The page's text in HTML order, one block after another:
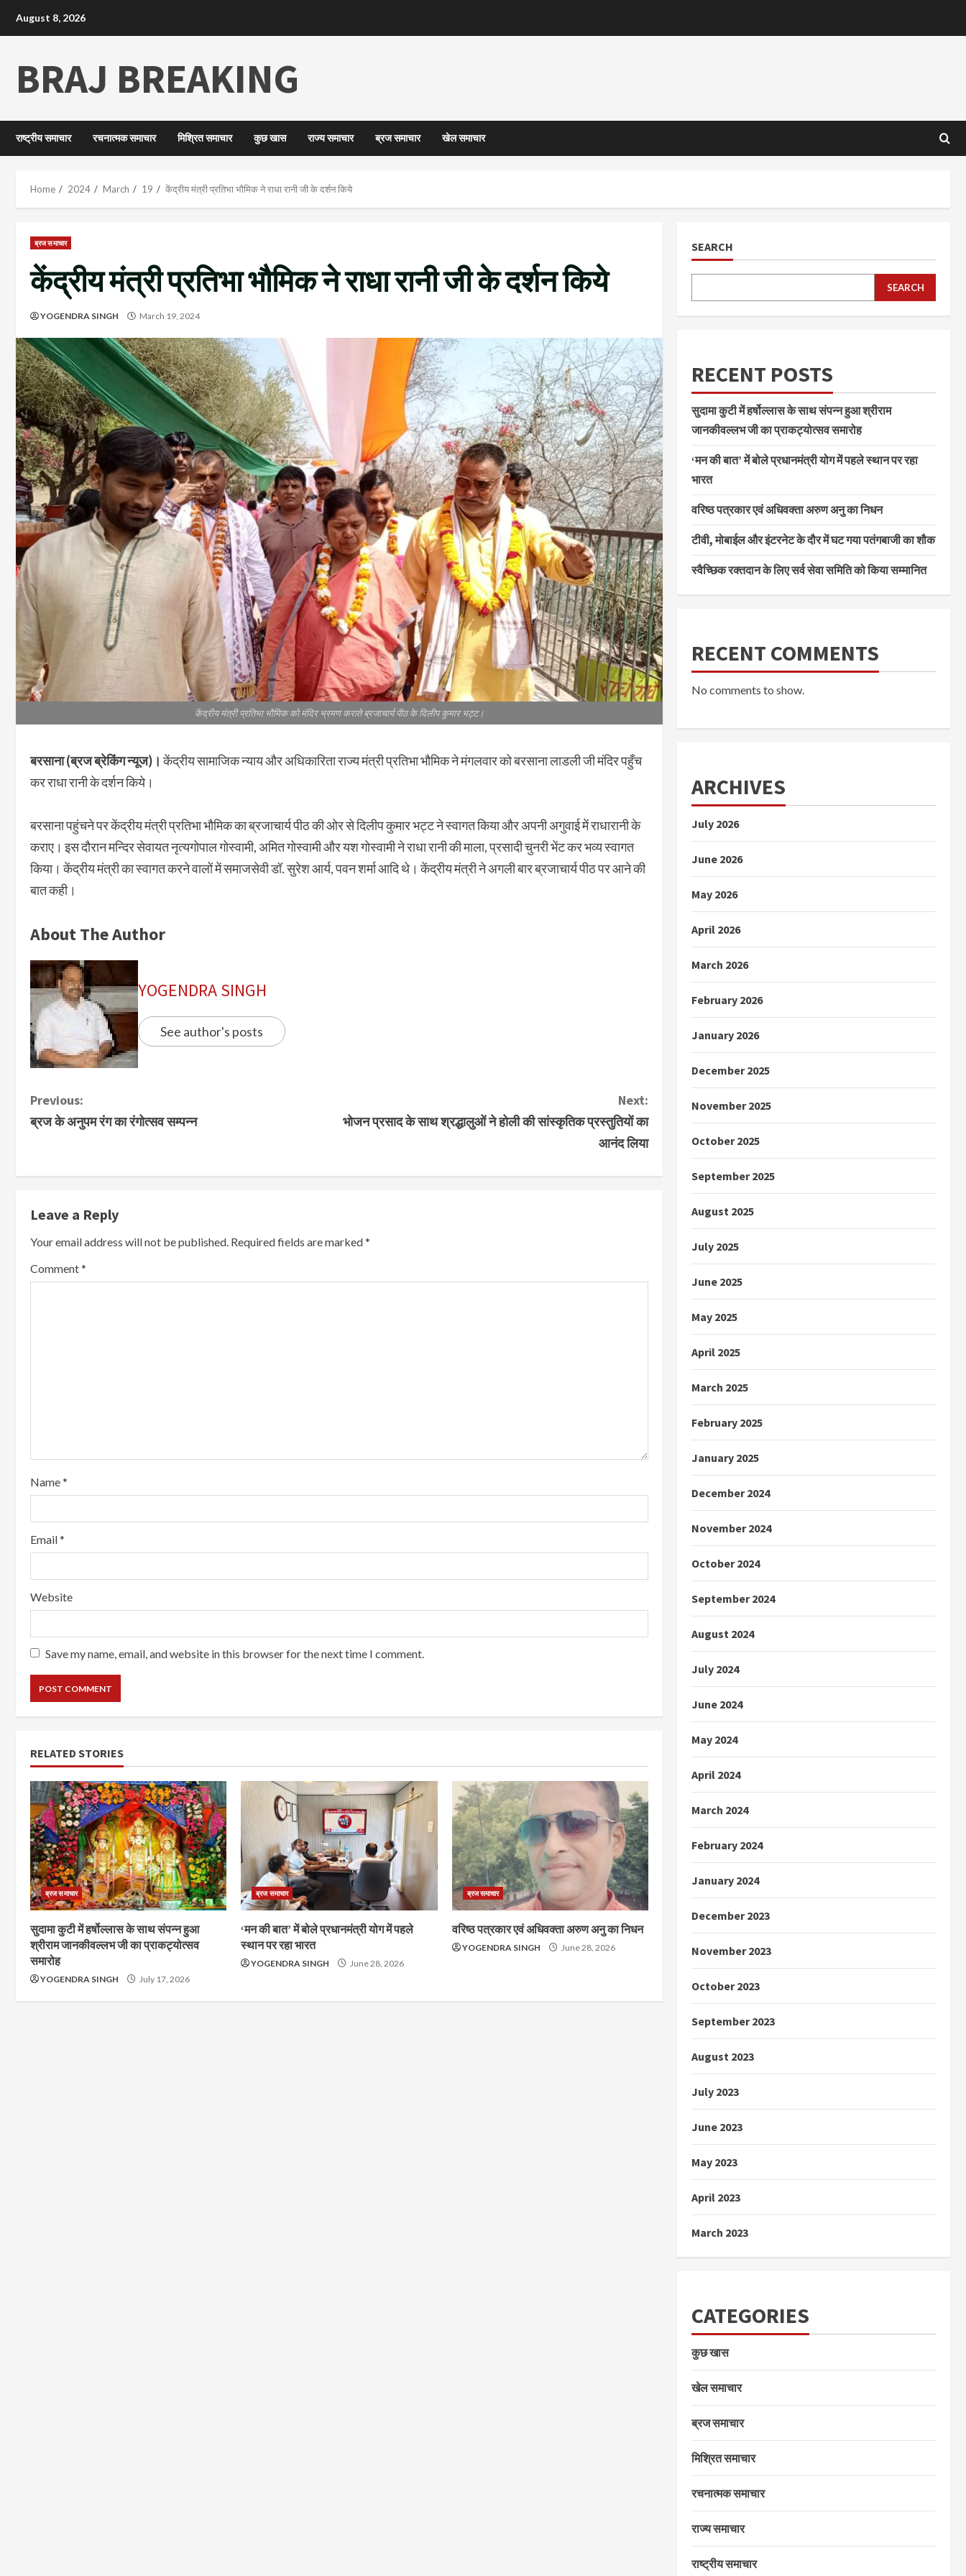
August 8, 2026
BRAJ BREAKING
राष्ट्रीय समाचार रचनात्मक समाचार मिश्रित समाचार कुछ खास राज्य समाचार ब्रज समाचार खेल समाचार
Home 2024 March 19 केंद्रीय मंत्री प्रतिभा भौमिक ने राधा रानी जी के दर्शन किये
ब्रज समाचार
केंद्रीय मंत्री प्रतिभा भौमिक ने राधा रानी जी के दर्शन किये
YOGENDRA SINGH March 19, 2024
केंद्रीय मंत्री प्रतिभा भौमिक को मंदिर भ्रमण कराते ब्रजाचार्य पीठ के दिलीप कुमार भट्ट।
बरसाना (ब्रज ब्रेकिंग न्यूज)। केंद्रीय सामाजिक न्याय और अधिकारिता राज्य मंत्री प्रतिभा भौमिक ने मंगलवार को बरसाना लाडली जी मंदिर पहुँच
कर राधा रानी के दर्शन किये।
बरसाना पहुंचने पर केंद्रीय मंत्री प्रतिभा भौमिक का ब्रजाचार्य पीठ की ओर से दिलीप कुमार भट्ट ने स्वागत किया और अपनी अगुवाई में राधारानी के
कराए। इस दौरान मन्दिर सेवायत नृत्यगोपाल गोस्वामी, अमित गोस्वामी और यश गोस्वामी ने राधा रानी की माला, प्रसादी चुनरी भेंट कर भव्य स्वागत
किया। केंद्रीय मंत्री का स्वागत करने वालों में समाजसेवी डॉ. सुरेश आर्य, पवन शर्मा आदि थे। केंद्रीय मंत्री ने अगली बार ब्रजाचार्य पीठ पर आने की
बात कही।
About The Author
YOGENDRA SINGH
See author's posts
Previous:
ब्रज के अनुपम रंग का रंगोत्सव सम्पन्न
Next:
भोजन प्रसाद के साथ श्रद्धालुओं ने होली की सांस्कृतिक प्रस्तुतियों का
आनंद लिया
Leave a Reply
Your email address will not be published. Required fields are marked*
Comment*
Name*
Email*
Website
Save my name, email, and website in this browser for the next time I comment.
RELATED STORIES
ब्रज समाचार
सुदामा कुटी में हर्षोल्लास के साथ संपन्न हुआ
श्रीराम जानकीवल्लभ जी का प्राकट्योत्सव
समारोह
YOGENDRA SINGH July 17, 2026
ब्रज समाचार
‘मन की बात’ में बोले प्रधानमंत्री योग में पहले
स्थान पर रहा भारत
YOGENDRA SINGH June 28, 2026
ब्रज समाचार
वरिष्ठ पत्रकार एवं अधिवक्ता अरुण अनु का निधन
YOGENDRA SINGH June 28, 2026
SEARCH
SEARCH
RECENT POSTS
सुदामा कुटी में हर्षोल्लास के साथ संपन्न हुआ श्रीराम
जानकीवल्लभ जी का प्राकट्योत्सव समारोह
‘मन की बात’ में बोले प्रधानमंत्री योग में पहले स्थान पर रहा
भारत
वरिष्ठ पत्रकार एवं अधिवक्ता अरुण अनु का निधन
टीवी, मोबाईल और इंटरनेट के दौर में घट गया पतंगबाजी का शौक
स्वैच्छिक रक्तदान के लिए सर्व सेवा समिति को किया सम्मानित
RECENT COMMENTS
No comments to show.
ARCHIVES
July 2026
June 2026
May 2026
April 2026
March 2026
February 2026
January 2026
December 2025
November 2025
October 2025
September 2025
August 2025
July 2025
June 2025
May 2025
April 2025
March 2025
February 2025
January 2025
December 2024
November 2024
October 2024
September 2024
August 2024
July 2024
June 2024
May 2024
April 2024
March 2024
February 2024
January 2024
December 2023
November 2023
October 2023
September 2023
August 2023
July 2023
June 2023
May 2023
April 2023
March 2023
CATEGORIES
कुछ खास
खेल समाचार
ब्रज समाचार
मिश्रित समाचार
रचनात्मक समाचार
राज्य समाचार
राष्ट्रीय समाचार